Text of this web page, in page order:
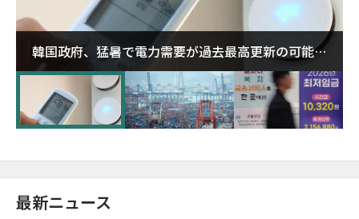
韓国政府、猛暑で電力需要が過去最高更新の可能性
に需給対応体制を点検
最新ニュース